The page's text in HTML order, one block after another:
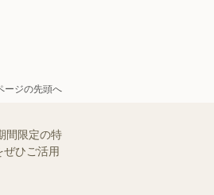
ージの先頭へ
間限定の特
ひご活用